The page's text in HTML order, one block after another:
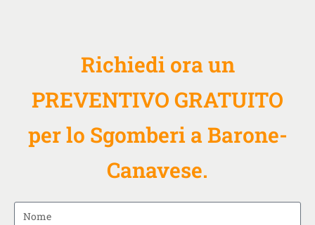
Richiedi ora un
PREVENTIVO GRATUITO
per lo Sgomberi a Barone-
Canavese.